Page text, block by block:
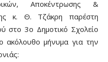
Αποκέντρωσης &
κ. Θ. Τζάκρη παρέστη
στο 3ο Δημοτικό Σχολείο
ακόλουθο μήνυμα για την